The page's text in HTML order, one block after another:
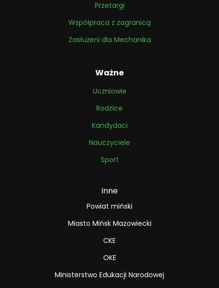
Przetargi
Współpraca z zagranicą
Zasłużeni dla Mechanika
Ważne
Uczniowie
Rodzice
Kandydaci
Nauczyciele
Sport
Inne
Powiat miński
Miasto Mińsk Mazowiecki
CKE
OKE
Ministerstwo Edukacji Narodowej